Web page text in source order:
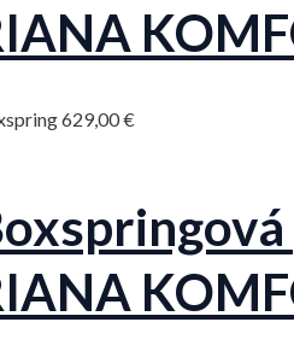
629,00€